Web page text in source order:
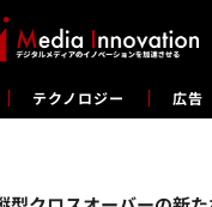
テクノロジー 広告